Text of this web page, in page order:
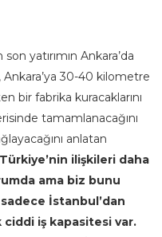
yatırımın Ankara’da
, Ankara’ya 30-40 kilometre
bir fabrika kuracaklarını
tamamlanacağını
anlatan
ilişkileri daha
ama biz bunu
İstanbul’dan
ciddi iş kapasitesi var.